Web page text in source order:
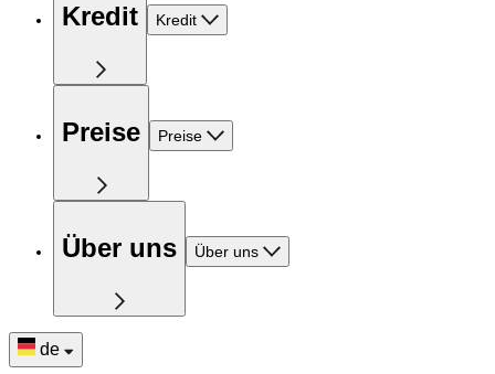
Kredit Kredit
Preise Preise
Über uns Über uns
de